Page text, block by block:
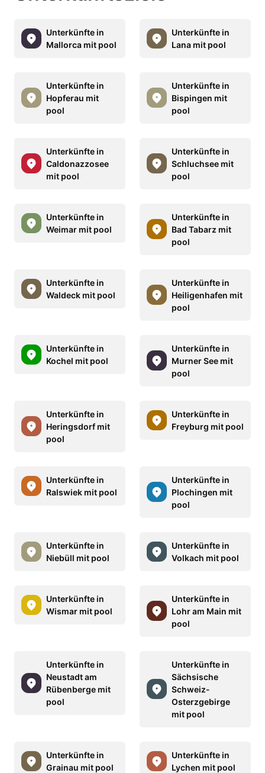
Unterkünfte in
Mallorca mit pool
Unterkünfte in
Lana mit pool
Unterkünfte in
Hopferau mit
pool
Unterkünfte in
Bispingen mit
pool
Unterkünfte in
Caldonazzosee
mit pool
Unterkünfte in
Schluchsee mit
pool
Unterkünfte in
Weimar mit pool
Unterkünfte in
Bad Tabarz mit
pool
Unterkünfte in
Waldeck mit pool
Unterkünfte in
Heiligenhafen mit
pool
Unterkünfte in
Kochel mit pool
Unterkünfte in
Murner See mit
pool
Unterkünfte in
Heringsdorf mit
pool
Unterkünfte in
Freyburg mit pool
Unterkünfte in
Ralswiek mit pool
Unterkünfte in
Plochingen mit
pool
Unterkünfte in
Niebüll mit pool
Unterkünfte in
Volkach mit pool
Unterkünfte in
Wismar mit pool
Unterkünfte in
Lohr am Main mit
pool
Unterkünfte in
Neustadt am
Rübenberge mit
pool
Unterkünfte in
Sächsische
Schweiz-
Osterzgebirge
mit pool
Unterkünfte in
Grainau mit pool
Unterkünfte in
Lychen mit pool